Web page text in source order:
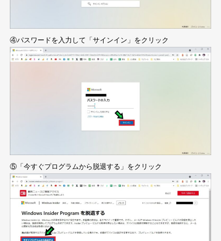
④パスワードを入力して「サインイン」をクリック
⑤「今すぐプログラムから脱退する」をクリック